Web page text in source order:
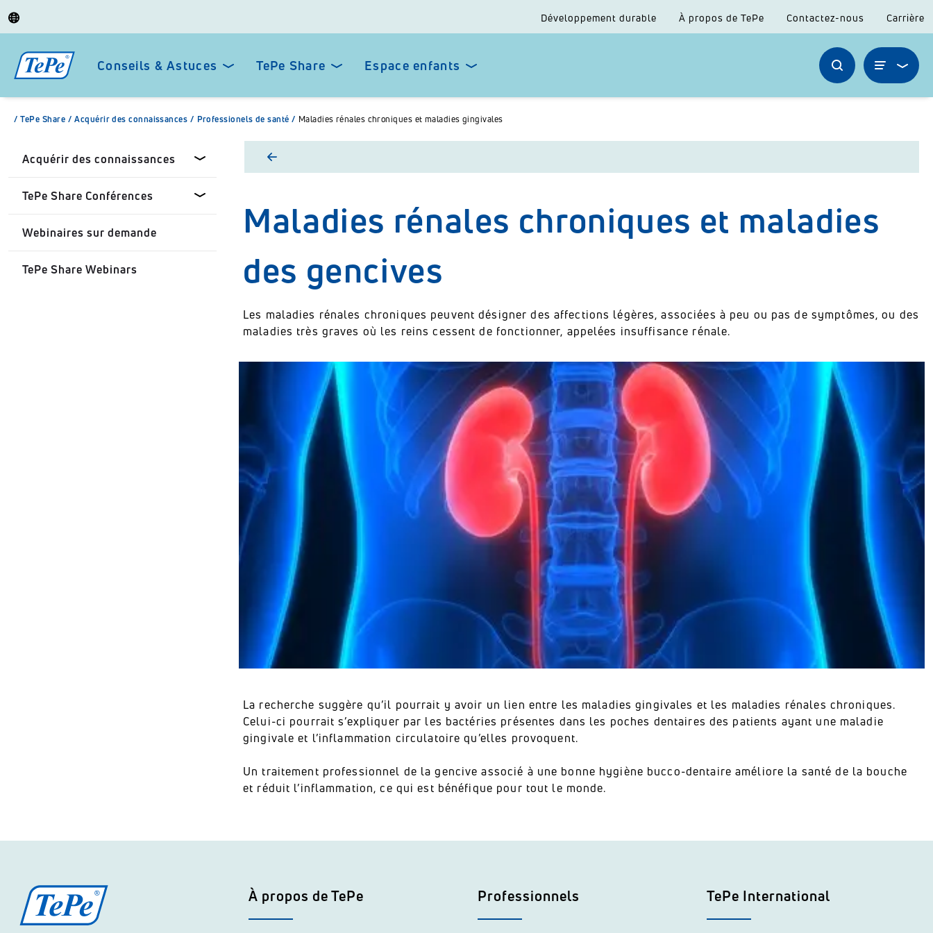
Développement durable À propos de TePe Contactez-nous Carrière
Conseils & Astuces TePe Share Espace enfants
/ TePe Share / Acquérir des connaissances / Professionels de santé / Maladies rénales chroniques et maladies gingivales
Acquérir des connaissances
Patients
TePe Share Conférences
Webinaires sur demande
TePe Share Webinars
Maladies rénales chroniques et maladies
des gencives
Les maladies rénales chroniques peuvent désigner des affections légères, associées à peu ou pas de symptômes, ou des
maladies très graves où les reins cessent de fonctionner, appelées insuffisance rénale.
La recherche suggère qu’il pourrait y avoir un lien entre les maladies gingivales et les maladies rénales chroniques.
Celui-ci pourrait s’expliquer par les bactéries présentes dans les poches dentaires des patients ayant une maladie
gingivale et l’inflammation circulatoire qu’elles provoquent.
Un traitement professionnel de la gencive associé à une bonne hygiène bucco-dentaire améliore la santé de la bouche
et réduit l’inflammation, ce qui est bénéfique pour tout le monde.
À propos de TePe Professionnels TePe International